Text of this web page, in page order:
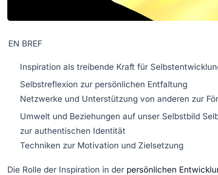
EN BREF
Inspiration als treibende Kraft für
Selbstreflexion zur persönlichen Entfaltung
Netzwerke und Unterstützung von anderen zur
Umwelt und Beziehungen auf unser Selbstbild
zur authentischen Identität
Techniken zur Motivation und Zielsetzung
Die Rolle der Inspiration in der persönlichen